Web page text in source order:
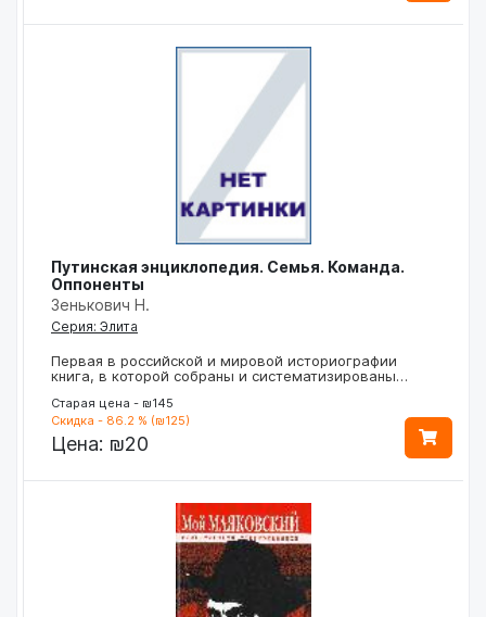
Путинская энциклопедия. Семья. Команда.
Оппоненты
Зенькович Н.
Серия: Элита
Первая в российской и мировой историографии
книга, в которой собраны и систематизированы…
Старая цена - ₪145
Скидка - 86.2 % (₪125)
Цена: ₪20